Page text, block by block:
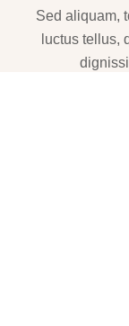
Sed aliquam,
luctus tellus,